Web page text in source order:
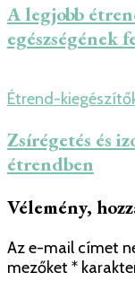
A legjobb
egészségének
Étrend-
Zsírégetés és
étrendben
Vélemény,
Az e-mail címet
mezőket *